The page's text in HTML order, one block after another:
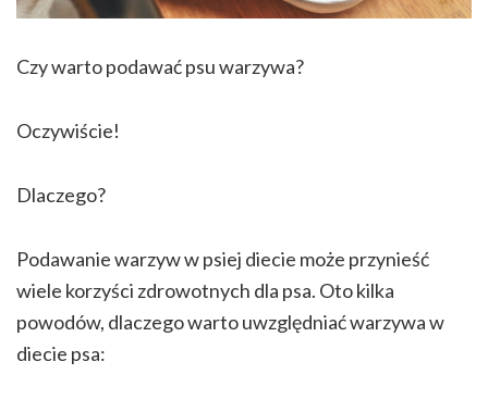
Czy warto podawać psu warzywa?
Oczywiście!
Dlaczego?
Podawanie warzyw w psiej diecie może przynieść
wiele korzyści zdrowotnych dla psa. Oto kilka
powodów, dlaczego warto uwzględniać warzywa w
diecie psa: